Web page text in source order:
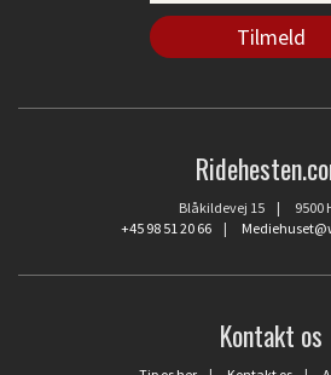
Blåkildevej 15 | 9500
+45 98 51 20 66|
Kontakt os